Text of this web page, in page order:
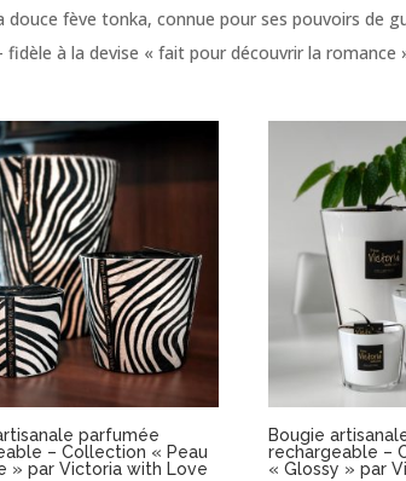
fève tonka, connue pour ses pouvoirs de
à la devise « fait pour découvrir la romance
parfumée
– Collection « Peau
» par Victoria with Love
Bougie
rechargeable –
« Glossy » par